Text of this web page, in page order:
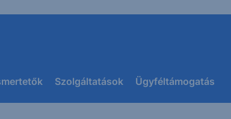
Szolgáltatások Ügyféltámogatás